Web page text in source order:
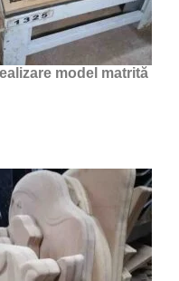
model matrită